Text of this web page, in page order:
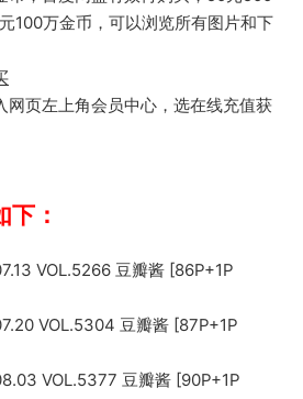
100万金币，可以浏览所有图片和下
网页左上角会员中心，选在线充值获
：
VOL.5266 豆瓣酱 [86P+1P
VOL.5304 豆瓣酱 [87P+1P
VOL.5377 豆瓣酱 [90P+1P